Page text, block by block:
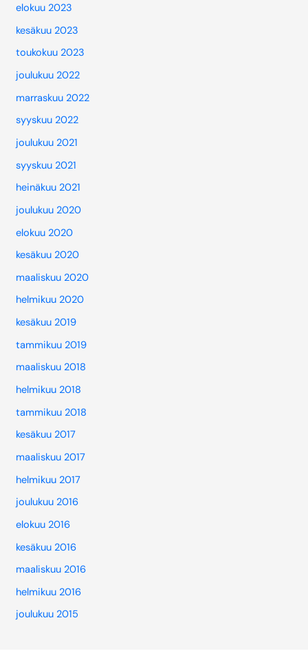
elokuu 2023
kesäkuu 2023
toukokuu 2023
joulukuu 2022
marraskuu 2022
syyskuu 2022
joulukuu 2021
syyskuu 2021
heinäkuu 2021
joulukuu 2020
elokuu 2020
kesäkuu 2020
maaliskuu 2020
helmikuu 2020
kesäkuu 2019
tammikuu 2019
maaliskuu 2018
helmikuu 2018
tammikuu 2018
kesäkuu 2017
maaliskuu 2017
helmikuu 2017
joulukuu 2016
elokuu 2016
kesäkuu 2016
maaliskuu 2016
helmikuu 2016
joulukuu 2015